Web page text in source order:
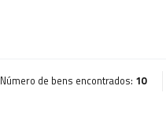
Número de bens encontrados: 10